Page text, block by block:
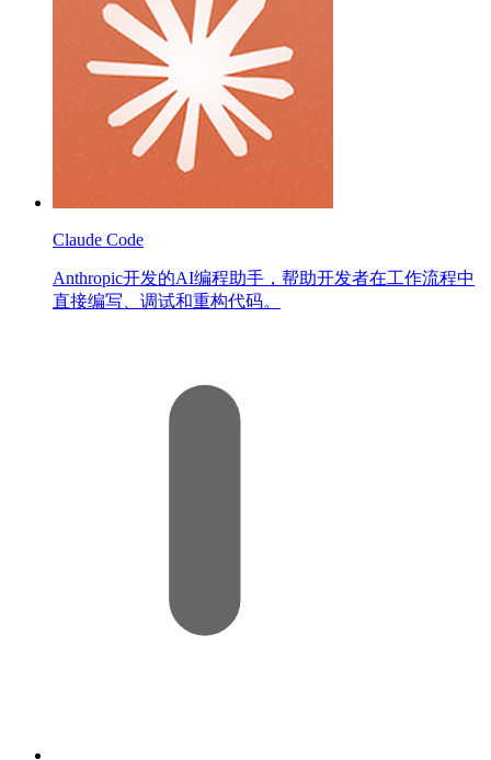
Claude Code
Anthropic开发的AI编程助手，帮助开发者在工作流程中
直接编写、调试和重构代码。